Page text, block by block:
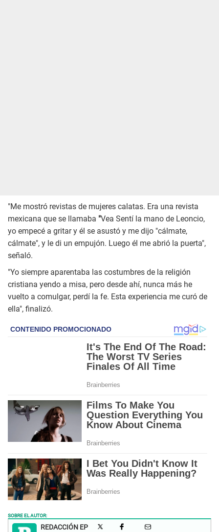
"Me mostró revistas de mujeres calatas. Era una revista
mexicana que se llamaba "Vea Sentí la mano de Leoncio,
yo empecé a gritar y él se asustó y me dijo "cálmate,
cálmate", y le di un empujón. Luego él me abrió la puerta",
señaló.
"Yo siempre aparentaba las costumbres de la religión
cristiana yendo a misa, pero desde ahí, nunca más he
vuelto a comulgar, perdí la fe. Esta experiencia me curó de
ella", finalizó.
SOBRE EL AUTOR:
REDACCIÓN EP